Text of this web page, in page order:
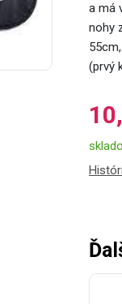
a má
nohy
(prvý